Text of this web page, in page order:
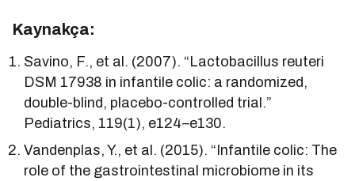
Kaynakça:
Savino, F., et al. (2007). “Lactobacillus reuteri
DSM 17938 in infantile colic: a randomized,
double-blind, placebo-controlled trial.”
Pediatrics, 119(1), e124–e130.
Vandenplas, Y., et al. (2015). “Infantile colic: The
role of the gastrointestinal microbiome in its